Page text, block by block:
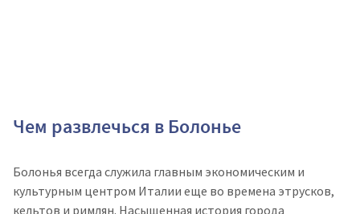
Чем развлечься в Болонье
Болонья всегда служила главным экономическим и
культурным центром Италии еще во времена этрусков,
кельтов и римлян. Насыщенная история города